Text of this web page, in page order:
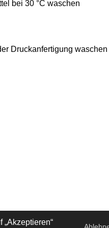
bei 30 °C waschen
Druckanfertigung waschen